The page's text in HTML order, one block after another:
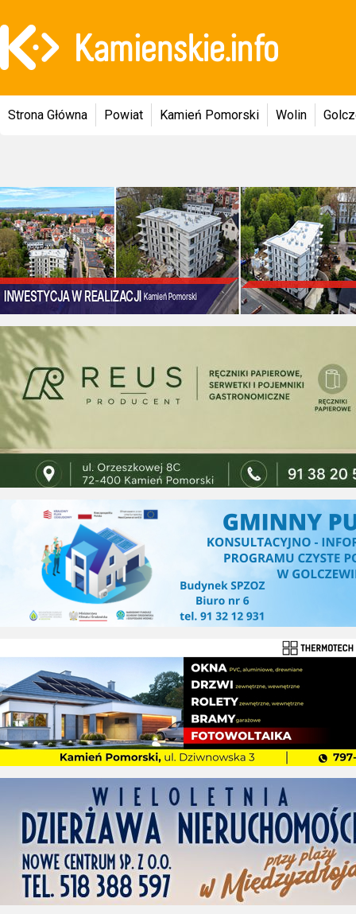
Strona Główna Powiat Kamień Pomorski Wolin